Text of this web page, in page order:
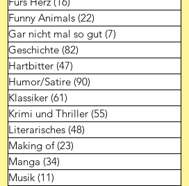
Funny Animals (22)
Gar nicht mal so gut (7)
Geschichte (82)
Hartbitter (47)
Humor/Satire (90)
Klassiker (61)
Krimi und Thriller (55)
Literarisches (48)
Making of (23)
Manga (34)
Musik (11)